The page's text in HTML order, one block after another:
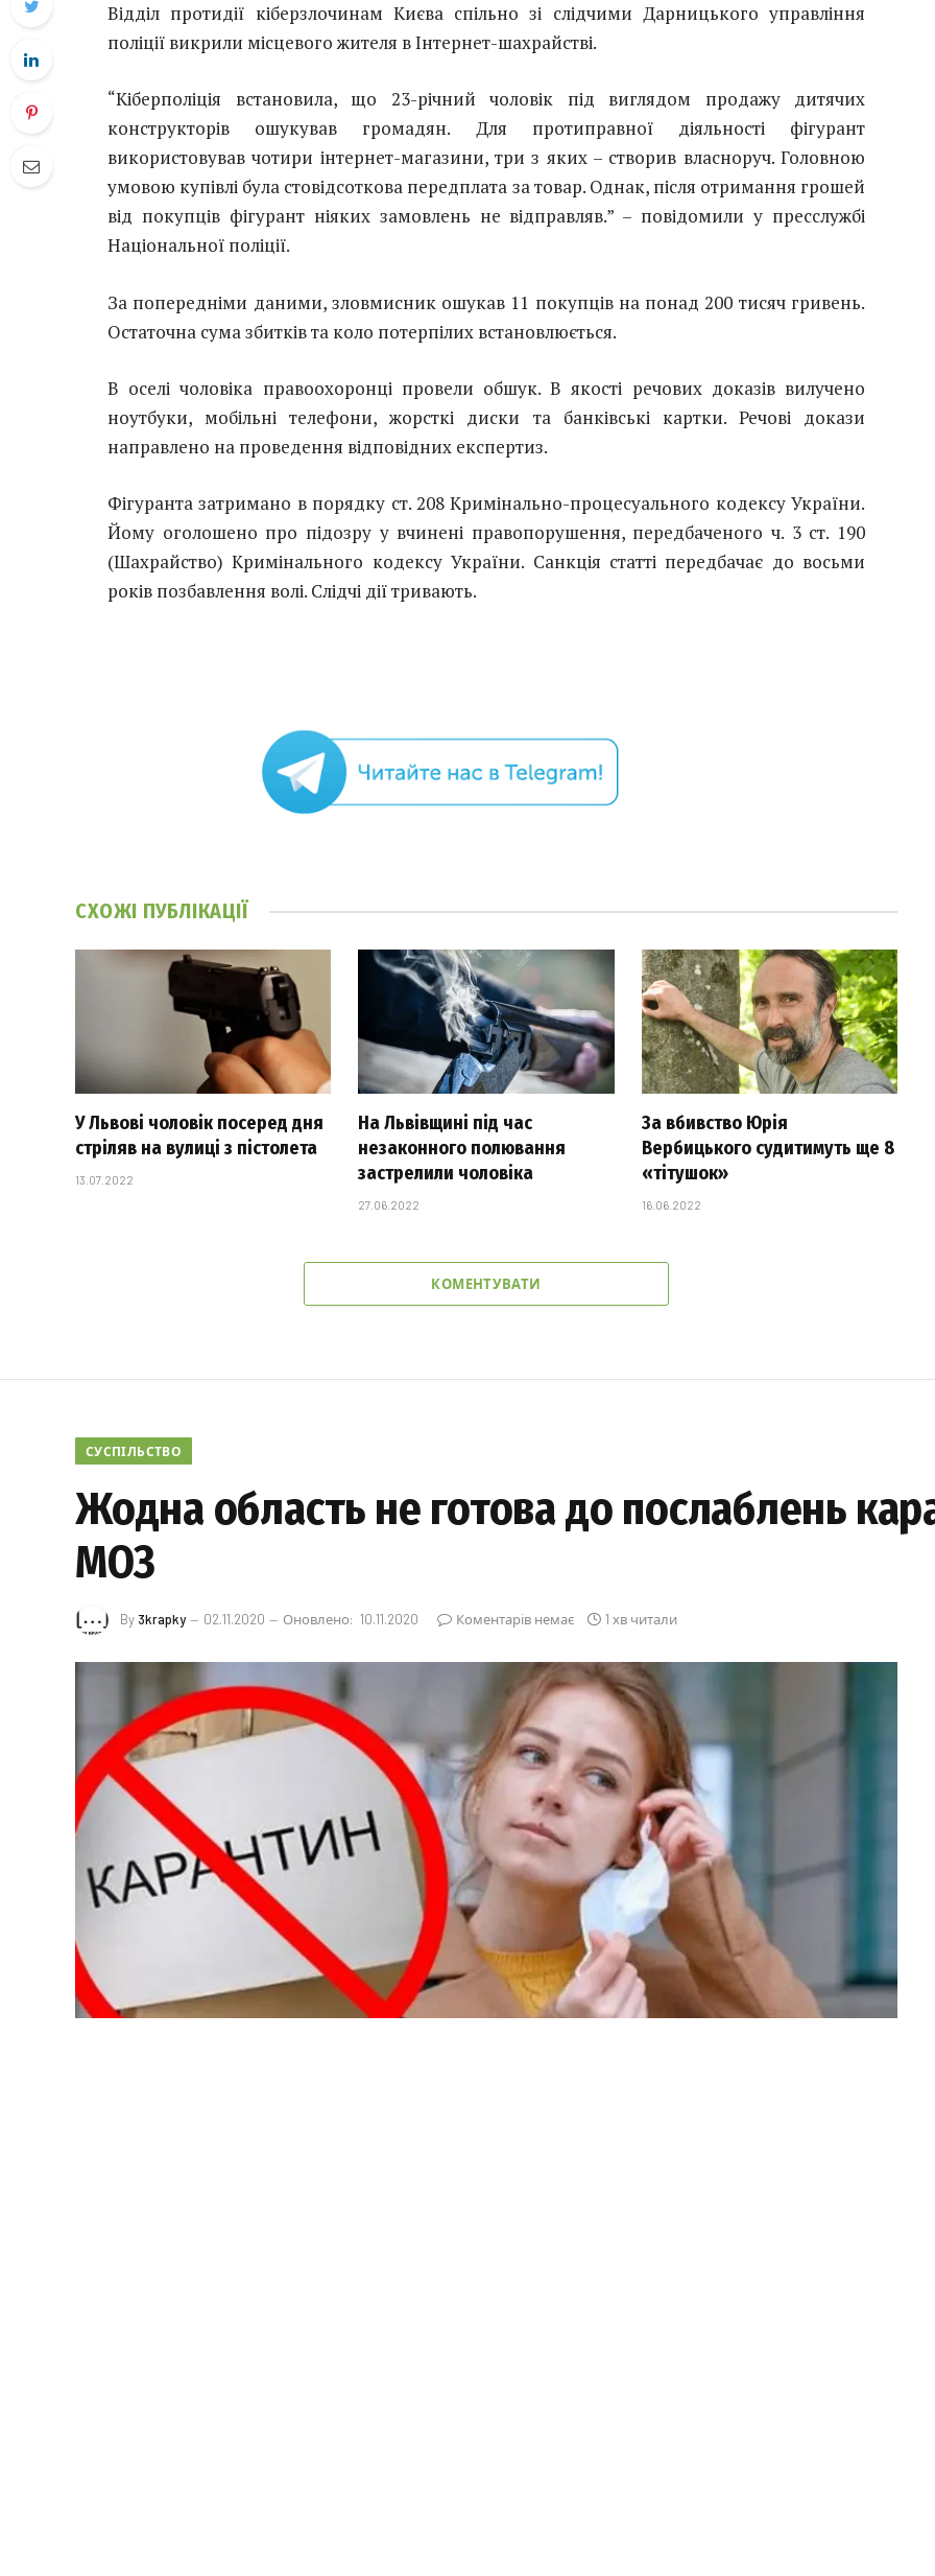
Відділ протидії кіберзлочинам Києва спільно зі слідчими Дарницького управління
поліції викрили місцевого жителя в Інтернет-шахрайстві.
“Кіберполіція встановила, що 23-річний чоловік під виглядом продажу дитячих
конструкторів ошукував громадян. Для протиправної діяльності фігурант
використовував чотири інтернет-магазини, три з яких – створив власноруч. Головною
умовою купівлі була стовідсоткова передплата за товар. Однак, після отримання грошей
від покупців фігурант ніяких замовлень не відправляв.” – повідомили у пресслужбі
Національної поліції.
За попередніми даними, зловмисник ошукав 11 покупців на понад 200 тисяч гривень.
Остаточна сума збитків та коло потерпілих встановлюється.
В оселі чоловіка правоохоронці провели обшук. В якості речових доказів вилучено
ноутбуки, мобільні телефони, жорсткі диски та банківські картки. Речові докази
направлено на проведення відповідних експертиз.
Фігуранта затримано в порядку ст. 208 Кримінально-процесуального кодексу України.
Йому оголошено про підозру у вчинені правопорушення, передбаченого ч. 3 ст. 190
(Шахрайство) Кримінального кодексу України. Санкція статті передбачає до восьми
років позбавлення волі. Слідчі дії тривають.
СХОЖІ ПУБЛІКАЦІЇ
У Львові чоловік посеред дня
стріляв на вулиці з пістолета
13.07.2022
На Львівщині під час
незаконного полювання
застрелили чоловіка
27.06.2022
За вбивство Юрія
Вербицького судитимуть ще 8
«тітушок»
16.06.2022
КОМЕНТУВАТИ
СУСПІЛЬСТВО
Жодна область не готова до послаблень
МОЗ
By 3krapky 02.11.2020 Оновлено: 10.11.2020 Коментарів немає 1 хв читали